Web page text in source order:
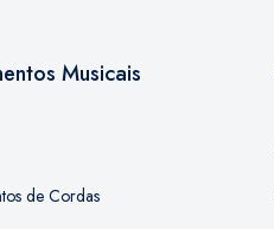
Musicais
de Cordas